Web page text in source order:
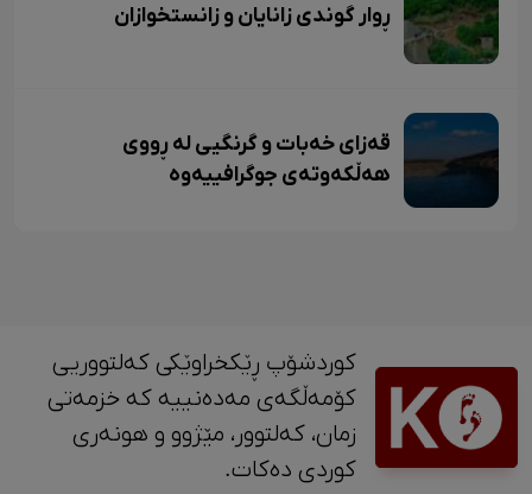
ڕوار گوندی زانایان و زانستخوازان
قەزای خەبات و گرنگیی لە ڕووی
هەڵکەوتەی جوگرافییەوە
کوردشۆپ ڕێکخراوێکی کەلتووریی
کۆمەڵگەی مەدەنییە کە خزمەتی
زمان، کەلتوور، مێژوو و ‎هونەری
کوردی دەکات.